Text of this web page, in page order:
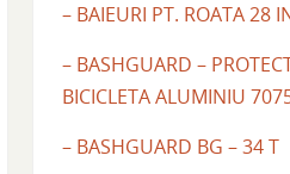
– BAIEURI PT. ROATA 28
– BASHGUARD –
BICICLETA ALUMINIU
– BASHGUARD BG – 34 T